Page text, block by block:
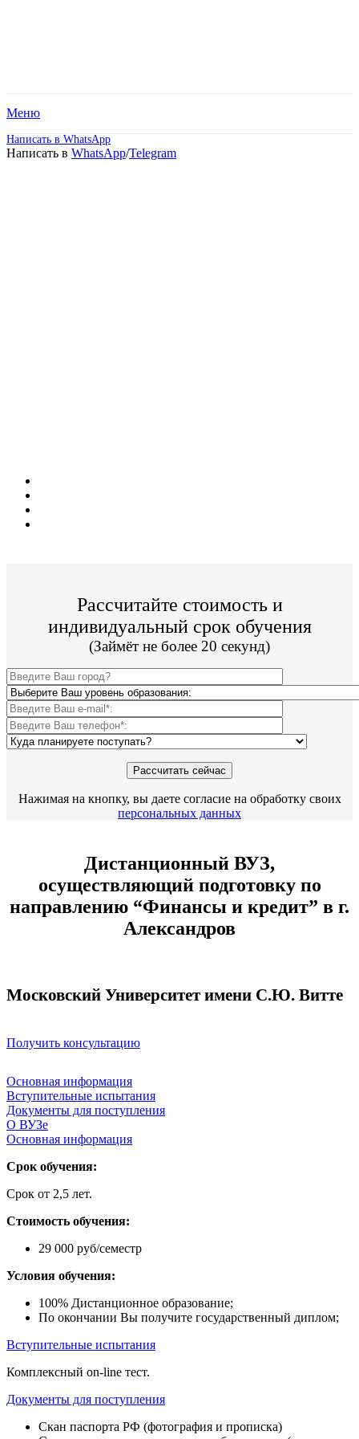
Меню
Написать в WhatsApp
Написать в WhatsApp/Telegram
Рассчитайте стоимость и
индивидуальный срок обучения
(Займёт не более 20 секунд)
Нажимая на кнопку, вы даете согласие на обработку своих
персональных данных
Дистанционный ВУЗ,
осуществляющий подготовку по
направлению “Финансы и кредит” в г.
Александров
Московский Университет имени С.Ю. Витте
Получить консультацию
Основная информация
Вступительные испытания
Документы для поступления
О ВУЗе
Основная информация
Срок обучения:
Срок от 2,5 лет.
Стоимость обучения:
29 000 руб/семестр
Условия обучения:
100% Дистанционное образование;
По окончании Вы получите государственный диплом;
Вступительные испытания
Комплексный on-line тест.
Документы для поступления
Скан паспорта РФ (фотография и прописка)